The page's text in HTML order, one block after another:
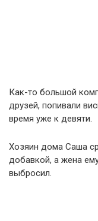
Как-то большой
друзей, попивали
время уже к девяти.
Хозяин дома Саша
добавкой, а жена
выбросил.